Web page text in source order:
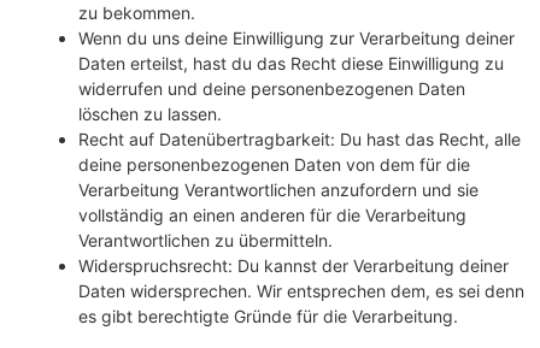
zu bekommen.
Wenn du uns deine Einwilligung zur Verarbeitung deiner
Daten erteilst, hast du das Recht diese Einwilligung zu
widerrufen und deine personenbezogenen Daten
löschen zu lassen.
Recht auf Datenübertragbarkeit: Du hast das Recht, alle
deine personenbezogenen Daten von dem für die
Verarbeitung Verantwortlichen anzufordern und sie
vollständig an einen anderen für die Verarbeitung
Verantwortlichen zu übermitteln.
Widerspruchsrecht: Du kannst der Verarbeitung deiner
Daten widersprechen. Wir entsprechen dem, es sei denn
es gibt berechtigte Gründe für die Verarbeitung.